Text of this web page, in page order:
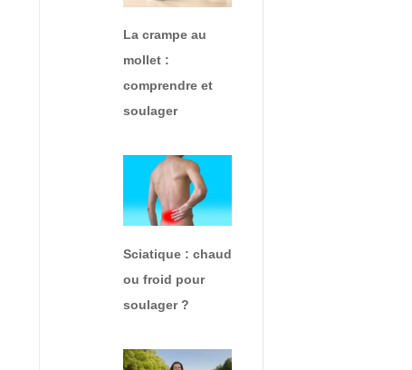
La crampe au
mollet :
comprendre et
soulager
Sciatique : chaud
ou froid pour
soulager ?